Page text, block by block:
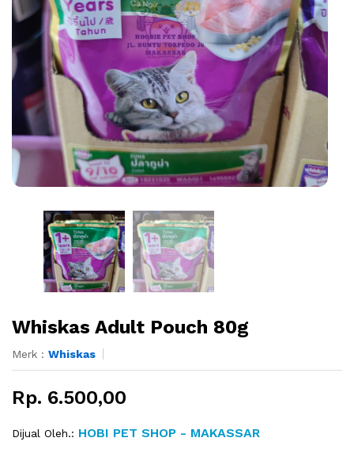
Whiskas Adult Pouch 80g
Merk : Whiskas
Rp. 6.500,00
Dijual Oleh.: HOBI PET SHOP - MAKASSAR